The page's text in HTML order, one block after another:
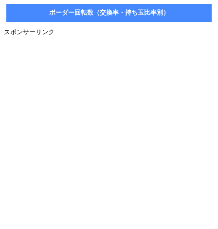
ボーダー回転数（交換率・持ち玉比率別）
スポンサーリンク